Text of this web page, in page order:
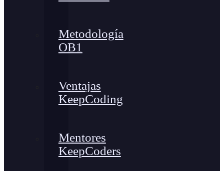
Metodología
OB1
Ventajas
KeepCoding
Mentores
KeepCoders